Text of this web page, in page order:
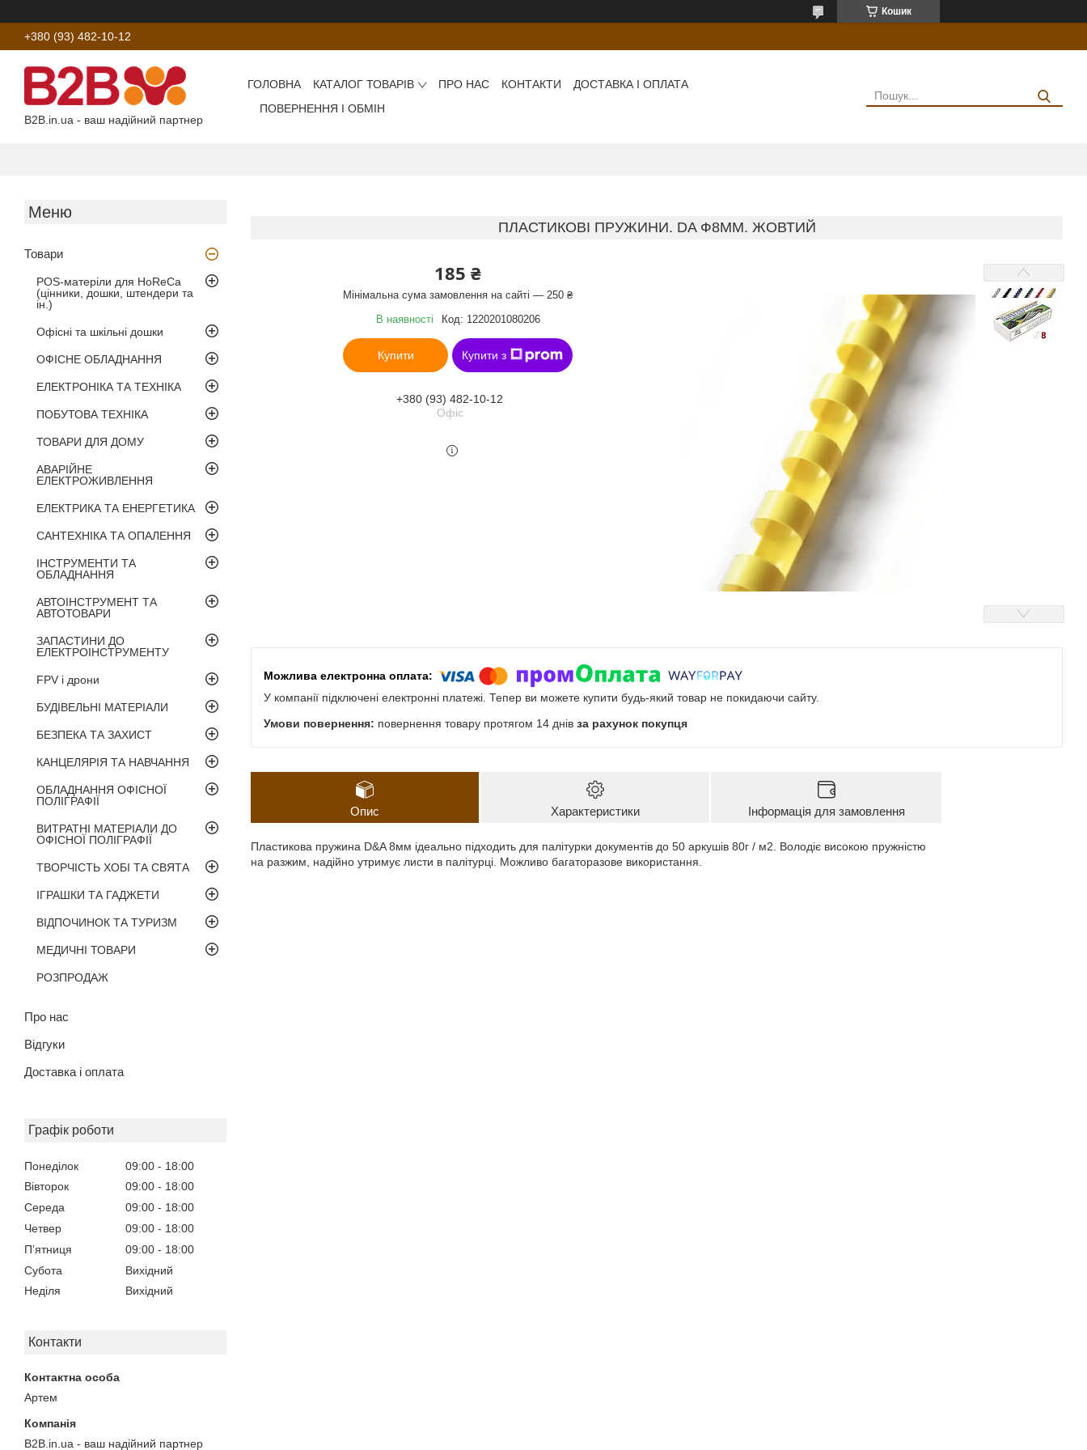
Кошик
+380 (93) 482-10-12
B2B.in.ua - ваш надійний партнер
ГОЛОВНА КАТАЛОГ ТОВАРІВ ПРО НАС КОНТАКТИ
ДОСТАВКА І ОПЛАТА
ПОВЕРНЕННЯ І ОБМІН
Товари
POS-матеріли для HoReCa
(цінники, дошки, штендери та
ін.)
Офісні та шкільні дошки
ОФІСНЕ ОБЛАДНАННЯ
ЕЛЕКТРОНІКА ТА ТЕХНІКА
ПОБУТОВА ТЕХНІКА
ТОВАРИ ДЛЯ ДОМУ
АВАРІЙНЕ
ЕЛЕКТРОЖИВЛЕННЯ
ЕЛЕКТРИКА ТА ЕНЕРГЕТИКА
САНТЕХНІКА ТА ОПАЛЕННЯ
ІНСТРУМЕНТИ ТА
ОБЛАДНАННЯ
АВТОІНСТРУМЕНТ ТА
АВТОТОВАРИ
ЗАПАСТИНИ ДО
ЕЛЕКТРОІНСТРУМЕНТУ
FPV і дрони
БУДІВЕЛЬНІ МАТЕРІАЛИ
БЕЗПЕКА ТА ЗАХИСТ
КАНЦЕЛЯРІЯ ТА НАВЧАННЯ
ОБЛАДНАННЯ ОФІСНОЇ
ПОЛІГРАФІЇ
ВИТРАТНІ МАТЕРІАЛИ ДО
ОФІСНОЇ ПОЛІГРАФІЇ
ТВОРЧІСТЬ ХОБІ ТА СВЯТА
ІГРАШКИ ТА ГАДЖЕТИ
ВІДПОЧИНОК ТА ТУРИЗМ
МЕДИЧНІ ТОВАРИ
РОЗПРОДАЖ
Про нас
Відгуки
Доставка і оплата
Графік роботи
Понеділок 09:00
18:00
Вівторок
09:00
18:00
Середа
09:00
18:00
Четвер
09:00
18:00
Пʼятниця
09:00
18:00
Субота
Вихідний
Неділя
Вихідний
Контакти
Артем
B2B.in.ua - ваш надійний партнер
ПЛАСТИКОВІ ПРУЖИНИ. DA Ф8ММ. ЖОВТИЙ
185 ₴
Мінімальна сума замовлення на сайті — 250 ₴
В наявності
Код: 1220201080206
Купити Купити з
+380 (93) 482-10-12
Офіс
У компанії підключені електронні платежі. Тепер ви можете купити будь-який товар не покидаючи сайту.
повернення товару протягом 14 днів за рахунок покупця
Опис Характеристики Інформація для замовлення
Пластикова пружина D&A 8мм ідеально підходить для палітурки документів до 50 аркушів 80г / м2. Володіє високою пружністю
на разжим, надійно утримує листи в палітурці. Можливо багаторазове використання.